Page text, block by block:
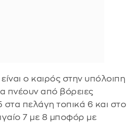
ο καιρός στην υπόλοιπη
πνέουν από βόρειες
στα πελάγη τοπικά 6 και στο
7 με 8 μποφόρ με